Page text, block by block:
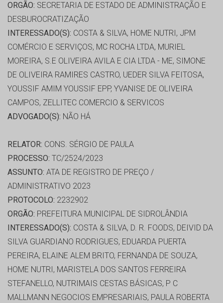
ORGÃO: SECRETARIA DE ESTADO DE ADMINISTRAÇÃO E
DESBUROCRATIZAÇÃO
INTERESSADO(S): COSTA & SILVA, HOME NUTRI, JPM
COMÉRCIO E SERVIÇOS, MC ROCHA LTDA, MURIEL
MOREIRA, S.E OLIVEIRA AVILA E CIA LTDA - ME, SIMONE
DE OLIVEIRA RAMIRES CASTRO, UEDER SILVA FEITOSA,
YOUSSIF AMIM YOUSSIF EPP, YVANISE DE OLIVEIRA
CAMPOS, ZELLITEC COMERCIO & SERVICOS
ADVOGADO(S): NÃO HÁ
RELATOR: CONS. SÉRGIO DE PAULA
PROCESSO: TC/2524/2023
ASSUNTO: ATA DE REGISTRO DE PREÇO /
ADMINISTRATIVO 2023
PROTOCOLO: 2232902
ORGÃO: PREFEITURA MUNICIPAL DE SIDROLÂNDIA
INTERESSADO(S): COSTA & SILVA, D. R. FOODS, DEIVID DA
SILVA GUARDIANO RODRIGUES, EDUARDA PUERTA
PEREIRA, ELAINE ALEM BRITO, FERNANDA DE SOUZA,
HOME NUTRI, MARISTELA DOS SANTOS FERREIRA
STEFANELLO, NUTRIMAIS CESTAS BÁSICAS, P C
MALLMANN NEGOCIOS EMPRESARIAIS, PAULA ROBERTA